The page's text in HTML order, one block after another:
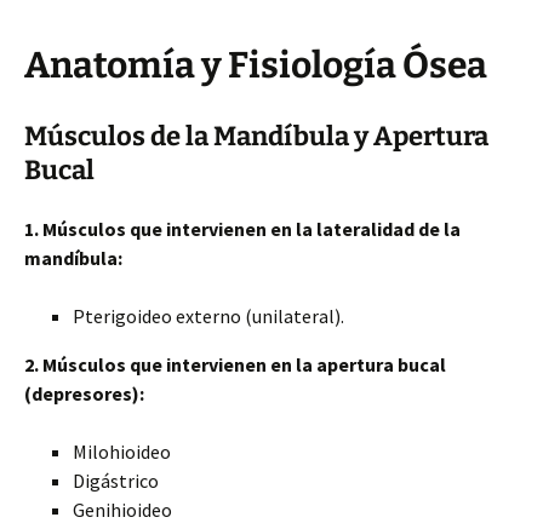
Anatomía y Fisiología Ósea
Músculos de la Mandíbula y Apertura
Bucal
1. Músculos que intervienen en la lateralidad de la
mandíbula:
Pterigoideo externo (unilateral).
2. Músculos que intervienen en la apertura bucal
(depresores):
Milohioideo
Digástrico
Genihioideo